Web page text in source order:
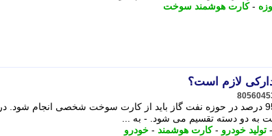
-کارت هوشمند سوخت
لازم است؟
براساس قانون، 90 درصد سوختگیری در حوزه بنزین و 95 درصد در حوزه نفت گاز باید از کارت سوخت شخصی انجام شود. در
به دو دسته تقسیم می شود. - به ...
- تولید خودرو -کارت هوشمند - خودرو